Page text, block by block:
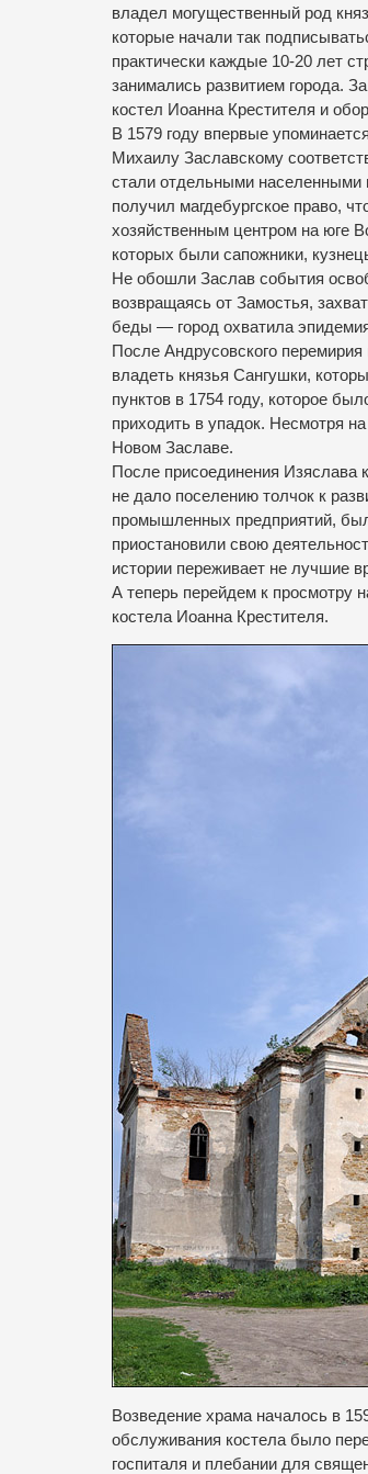
владел могущественный род
которые начали так
практически каждые 10-20 лет
занимались развитием города.
костел Иоанна Крестителя и
В 1579 году впервые
Михаилу Заславскому
стали отдельными
получил магдебургское право,
хозяйственным центром на юге
которых были сапожники,
Не обошли Заслав события
возвращаясь от Замостья,
беды — город охватила
После Андрусовского
владеть князья Сангушки,
пунктов в 1754 году, которое
приходить в упадок. Несмотря
Новом Заславе.
После присоединения Изяслава
не дало поселению толчок к
промышленных предприятий,
приостановили свою
истории переживает не лучшие
А теперь перейдем к просмотру
костела Иоанна Крестителя.
Возведение храма началось в
обслуживания костела было
госпиталя и плебании для